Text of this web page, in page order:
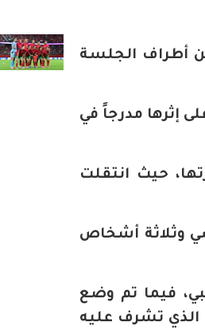
أطراف الجلسة
إثرها مدرجاً في
حيث انتقلت
وثلاثة أشخاص
فيما تم وضع
الذي تشرف عليه